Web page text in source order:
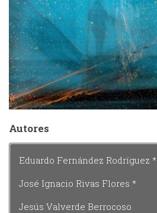
Autores
Eduardo Fernández Rodríguez *
José Ignacio Rivas Flores *
Jesús Valverde Berrocoso